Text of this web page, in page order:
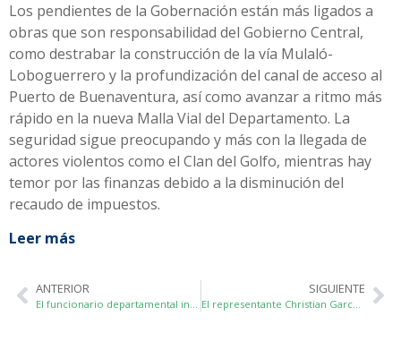
Los pendientes de la Gobernación están más ligados a
obras que son responsabilidad del Gobierno Central,
como destrabar la construcción de la vía Mulaló-
Loboguerrero y la profundización del canal de acceso al
Puerto de Buenaventura, así como avanzar a ritmo más
rápido en la nueva Malla Vial del Departamento. La
seguridad sigue preocupando y más con la llegada de
actores violentos como el Clan del Golfo, mientras hay
temor por las finanzas debido a la disminución del
recaudo de impuestos.
Leer más
ANTERIOR SIGUIENTE
El representante Christian Garcés asegura que el Gobierno Petro fracasó y que ahora “el Congreso será más independiente”